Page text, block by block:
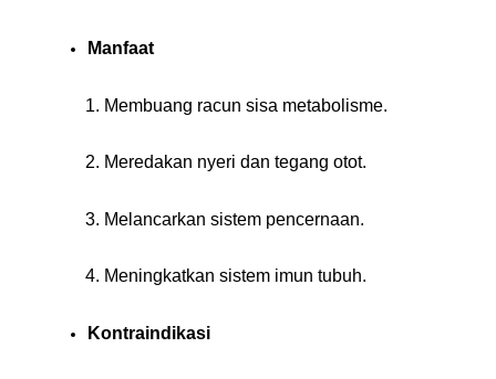
Manfaat
1. Membuang racun sisa metabolisme.
2. Meredakan nyeri dan tegang otot.
3. Melancarkan sistem pencernaan.
4. Meningkatkan sistem imun tubuh.
Kontraindikasi